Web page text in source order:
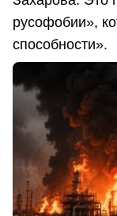
русофобии»,
способности».